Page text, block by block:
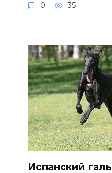
0 35
Испанский